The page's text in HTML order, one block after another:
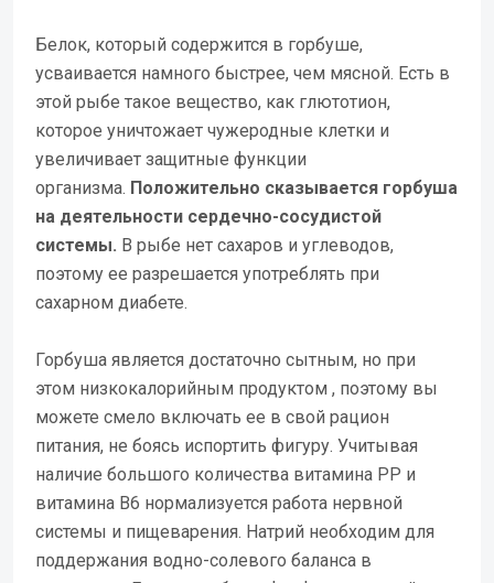
Белок, который содержится в горбуше,
усваивается намного быстрее, чем мясной. Есть в
этой рыбе такое вещество, как глютотион,
которое уничтожает чужеродные клетки и
увеличивает защитные функции
организма. Положительно сказывается горбуша
на деятельности сердечно-сосудистой
системы. В рыбе нет сахаров и углеводов,
поэтому ее разрешается употреблять при
сахарном диабете.
Горбуша является достаточно сытным, но при
этом низкокалорийным продуктом , поэтому вы
можете смело включать ее в свой рацион
питания, не боясь испортить фигуру. Учитывая
наличие большого количества витамина РР и
витамина В6 нормализуется работа нервной
системы и пищеварения. Натрий необходим для
поддержания водно-солевого баланса в